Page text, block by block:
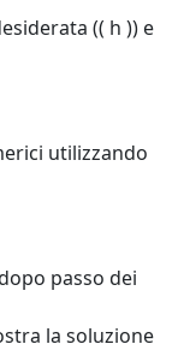
(( h )) e
utilizzando
passo dei
la soluzione